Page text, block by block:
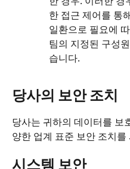
한 접근 제어를 통
일환으로 필요에
팀의 지정된 구성
습니다.
당사의 보안 조치
당사는 귀하의 데이터를 보
양한 업계 표준 보안 조치를
시스템 보안